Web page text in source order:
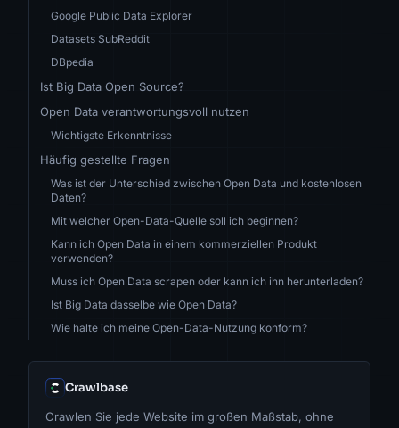
Google Public Data Explorer
Datasets SubReddit
DBpedia
Ist Big Data Open Source?
Open Data verantwortungsvoll nutzen
Wichtigste Erkenntnisse
Häufig gestellte Fragen
Was ist der Unterschied zwischen Open Data und kostenlosen
Daten?
Mit welcher Open-Data-Quelle soll ich beginnen?
Kann ich Open Data in einem kommerziellen Produkt
verwenden?
Muss ich Open Data scrapen oder kann ich ihn herunterladen?
Ist Big Data dasselbe wie Open Data?
Wie halte ich meine Open-Data-Nutzung konform?
Crawlbase
Crawlen Sie jede Website im großen Maßstab, ohne